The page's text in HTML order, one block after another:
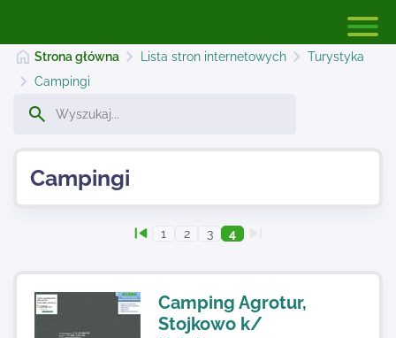
Kontakt
Strona główna Lista stron internetowych
Turystyka
Campingi
Campingi
1 2 3 4
Camping Agrotur,
Stojkowo k/